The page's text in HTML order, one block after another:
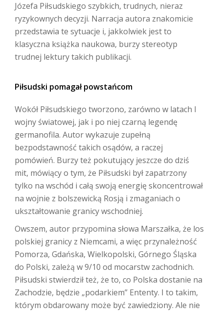
Józefa Piłsudskiego szybkich, trudnych, nieraz
ryzykownych decyzji. Narracja autora znakomicie
przedstawia te sytuacje i, jakkolwiek jest to
klasyczna książka naukowa, burzy stereotyp
trudnej lektury takich publikacji.
Piłsudski pomagał powstańcom
Wokół Piłsudskiego tworzono, zarówno w latach I
wojny światowej, jak i po niej czarną legendę
germanofila. Autor wykazuje zupełną
bezpodstawność takich osądów, a raczej
pomówień. Burzy też pokutujący jeszcze do dziś
mit, mówiący o tym, że Piłsudski był zapatrzony
tylko na wschód i całą swoją energię skoncentrował
na wojnie z bolszewicką Rosją i zmaganiach o
ukształtowanie granicy wschodniej.
Owszem, autor przypomina słowa Marszałka, że los
polskiej granicy z Niemcami, a więc przynależność
Pomorza, Gdańska, Wielkopolski, Górnego Śląska
do Polski, zależą w 9/10 od mocarstw zachodnich.
Piłsudski stwierdził też, że to, co Polska dostanie na
Zachodzie, będzie „podarkiem” Ententy. I to takim,
którym obdarowany może być zawiedziony. Ale nie